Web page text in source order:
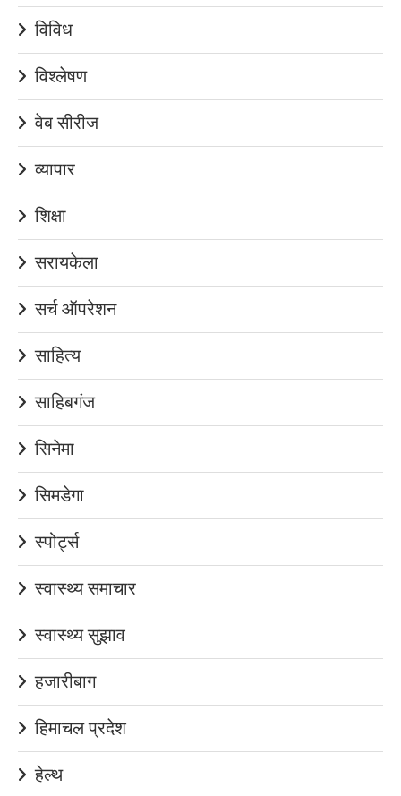
विविध
विश्लेषण
वेब सीरीज
व्यापार
शिक्षा
सरायकेला
सर्च ऑपरेशन
साहित्य
साहिबगंज
सिनेमा
सिमडेगा
स्पोर्ट्स
स्वास्थ्य समाचार
स्वास्थ्य सुझाव
हजारीबाग
हिमाचल प्रदेश
हेल्थ